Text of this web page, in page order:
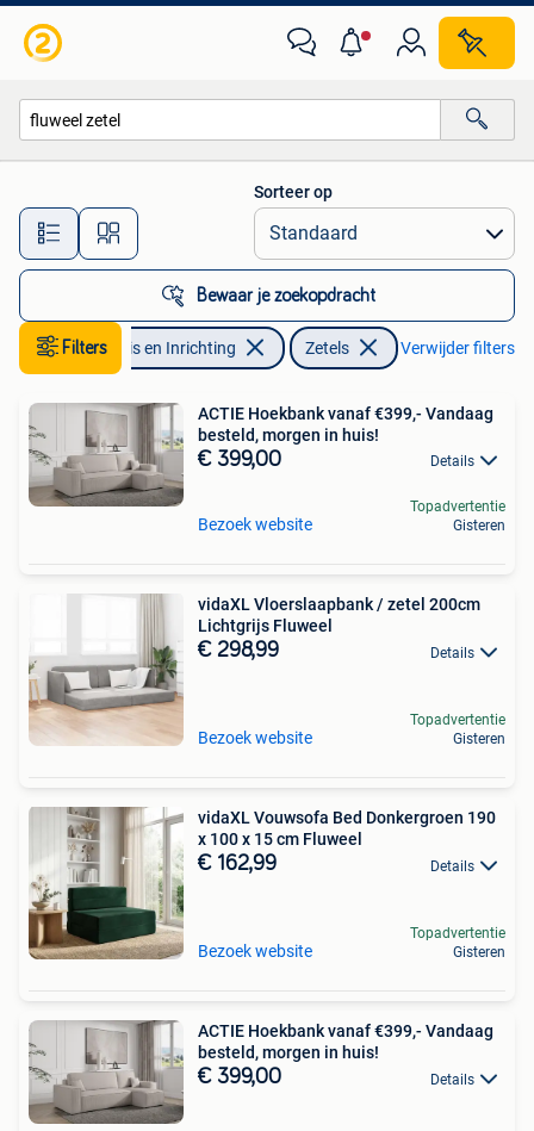
Alle afstanden…
Sorteer op
Bewaar je zoekopdracht
Filters Huis en Inrichting Zetels Verwijder filters
ACTIE Hoekbank vanaf €399,- Vandaag
besteld, morgen in huis!
€ 399,00 Details
Bezoek website
Topadvertentie
Gisteren
vidaXL Vloerslaapbank / zetel 200cm
Lichtgrijs Fluweel
€ 298,99 Details
Bezoek website
Topadvertentie
Gisteren
vidaXL Vouwsofa Bed Donkergroen 190
x 100 x 15 cm Fluweel
€ 162,99 Details
Bezoek website
Topadvertentie
Gisteren
ACTIE Hoekbank vanaf €399,- Vandaag
besteld, morgen in huis!
€ 399,00 Details